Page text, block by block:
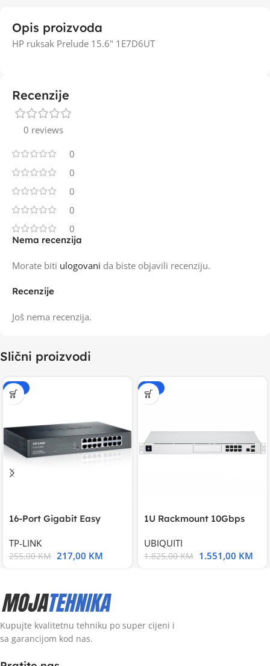
Opis proizvoda
HP ruksak Prelude 15.6" 1E7D6UT
Recenzije
0 reviews
0
0
0
0
0
Recenzije
Još nema recenzija.
Nema recenzija
Morate biti ulogovani da biste objavili recenziju.
Slični proizvodi
-15%
16-Port Gigabit Easy
TP-LINK
255,00KM 217,00 KM
-15%
1U Rackmount 10Gbps
UBIQUITI
1.825,00KM 1.551,00 KM
Kupujte kvalitetnu tehniku po super cijeni i
sa garancijom kod nas.